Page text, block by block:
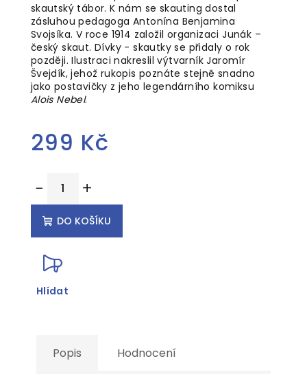
skautský tábor. K nám se skauting dostal
zásluhou pedagoga Antonína Benjamina
Svojsíka. V roce 1914 založil organizaci Junák –
český skaut. Dívky - skautky se přidaly o rok
později.Ilustraci nakreslil výtvarník Jaromír
Švejdík, jehož rukopis poznáte stejně snadno
jako postavičky z jeho legendárního komiksu
Alois Nebel.
299 Kč
cena:
+
−
DO KOŠÍKU
Hlídat
Popis Hodnocení